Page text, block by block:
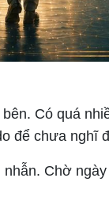
Có quá
để chưa nghĩ
Chờ